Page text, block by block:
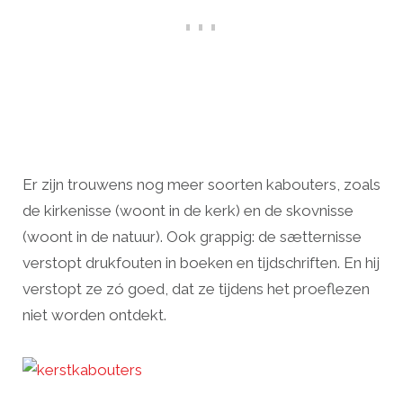
Er zijn trouwens nog meer soorten kabouters, zoals
de kirkenisse (woont in de kerk) en de skovnisse
(woont in de natuur). Ook grappig: de sætternisse
verstopt drukfouten in boeken en tijdschriften. En hij
verstopt ze zó goed, dat ze tijdens het proeflezen
niet worden ontdekt.